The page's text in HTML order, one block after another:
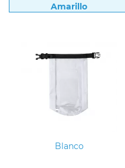
Amarillo
Blanco